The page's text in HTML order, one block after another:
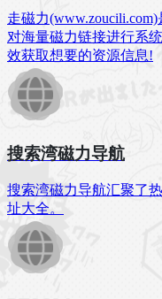
走磁力
对海量磁力链接进行系
效获取想要的资源信息!
搜索湾磁力导航
搜索湾磁力导航汇聚了
址大全。